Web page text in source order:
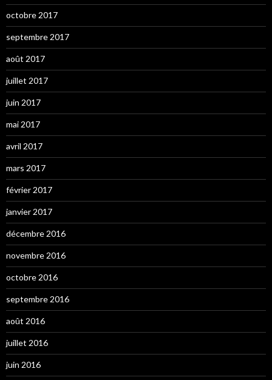
octobre 2017
septembre 2017
août 2017
juillet 2017
juin 2017
mai 2017
avril 2017
mars 2017
février 2017
janvier 2017
décembre 2016
novembre 2016
octobre 2016
septembre 2016
août 2016
juillet 2016
juin 2016